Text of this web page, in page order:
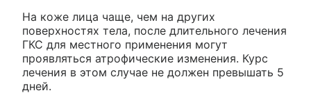
На коже лица чаще, чем на других
поверхностях тела, после длительного лечения
ГКС для местного применения могут
проявляться атрофические изменения. Курс
лечения в этом случае не должен превышать 5
дней.